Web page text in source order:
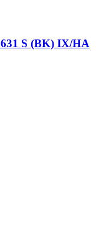
S (BK) IX/HA